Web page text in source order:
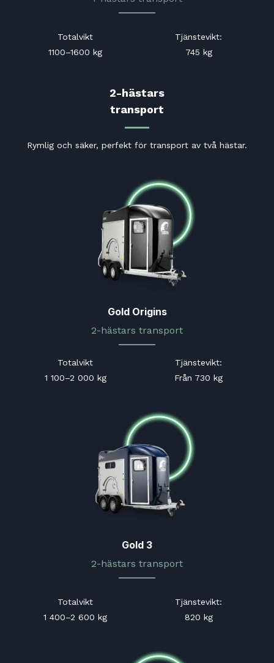
Totalvikt
1100–1600 kg
Tjänstevikt:
745 kg
2-hästars
transport
Rymlig och säker, perfekt för transport av två hästar.
Gold Origins
2-hästars transport
Totalvikt
1 100–2 000 kg
Tjänstevikt:
Från 730 kg
Gold 3
2-hästars transport
Totalvikt
1 400–2 600 kg
Tjänstevikt:
820 kg